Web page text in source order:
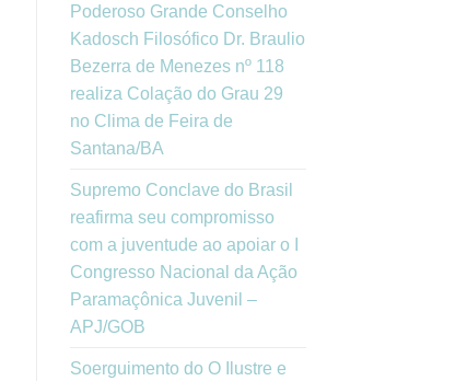
Poderoso Grande Conselho
Kadosch Filosófico Dr. Braulio
Bezerra de Menezes nº 118
realiza Colação do Grau 29
no Clima de Feira de
Santana/BA
Supremo Conclave do Brasil
reafirma seu compromisso
com a juventude ao apoiar o I
Congresso Nacional da Ação
Paramaçônica Juvenil –
APJ/GOB
Soerguimento do O Ilustre e